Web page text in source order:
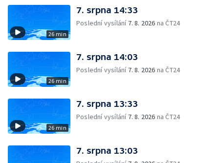
26 min
7. srpna 14:33
Poslední vysílání 7. 8. 2026 na ČT24
26 min
7. srpna 14:03
Poslední vysílání 7. 8. 2026 na ČT24
26 min
7. srpna 13:33
Poslední vysílání 7. 8. 2026 na ČT24
7. srpna 13:03